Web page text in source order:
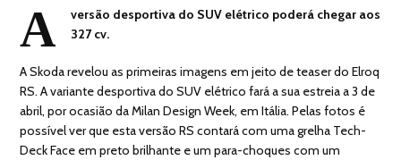
A
versão desportiva do SUV elétrico poderá chegar aos
327 cv.
A Skoda revelou as primeiras imagens em jeito de teaser do Elroq
RS. A variante desportiva do SUV elétrico fará a sua estreia a 3 de
abril, por ocasião da Milan Design Week, em Itália. Pelas fotos é
possível ver que esta versão RS contará com uma grelha Tech-
Deck Face em preto brilhante e um para-choques com um